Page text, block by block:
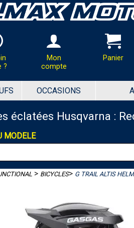
?
:
pour toutes
Mon
compte
Panier
Panier
OCCASIONS
éclatées Husqvarna :
MODELE
> BICYCLES> G TRAIL ALTIS